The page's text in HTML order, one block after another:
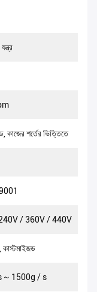
কাজের শর্তের ভিত্তিতে
/ 360V / 440V
কাস্টমাইজড
~ 1500g / s